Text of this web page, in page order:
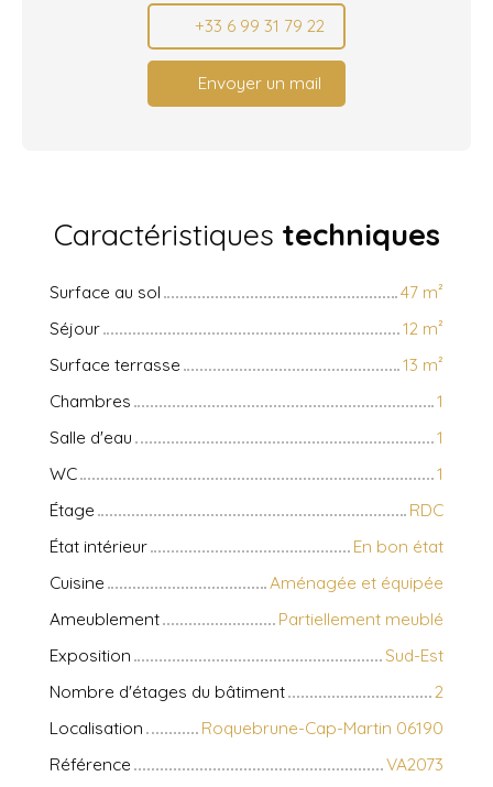
+33 6 99 31 79 22
Envoyer un mail
Caractéristiques techniques
Surface au sol 47 m²
Séjour
12 m²
Surface terrasse
13 m²
Chambres
1
Salle d'eau
1
WC
1
Étage
RDC
État intérieur
En bon état
Cuisine
Aménagée et équipée
Ameublement
Partiellement meublé
Exposition
Sud-Est
Nombre d'étages du bâtiment
2
Localisation
Roquebrune-Cap-Martin 06190
Référence
VA2073